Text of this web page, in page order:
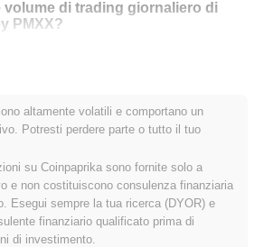
volume di trading giornaliero di
PMXX?
della fascia di prezzo di People’s
$0.00
è attualmente scambiato~5.07%al di
altamente volatili e comportano un
Potresti perdere parte o tutto il tuo
su Coinpaprika sono fornite solo a
e non costituiscono consulenza finanziaria
Esegui sempre la tua ricerca (DYOR) e
finanziario qualificato prima di
di investimento.